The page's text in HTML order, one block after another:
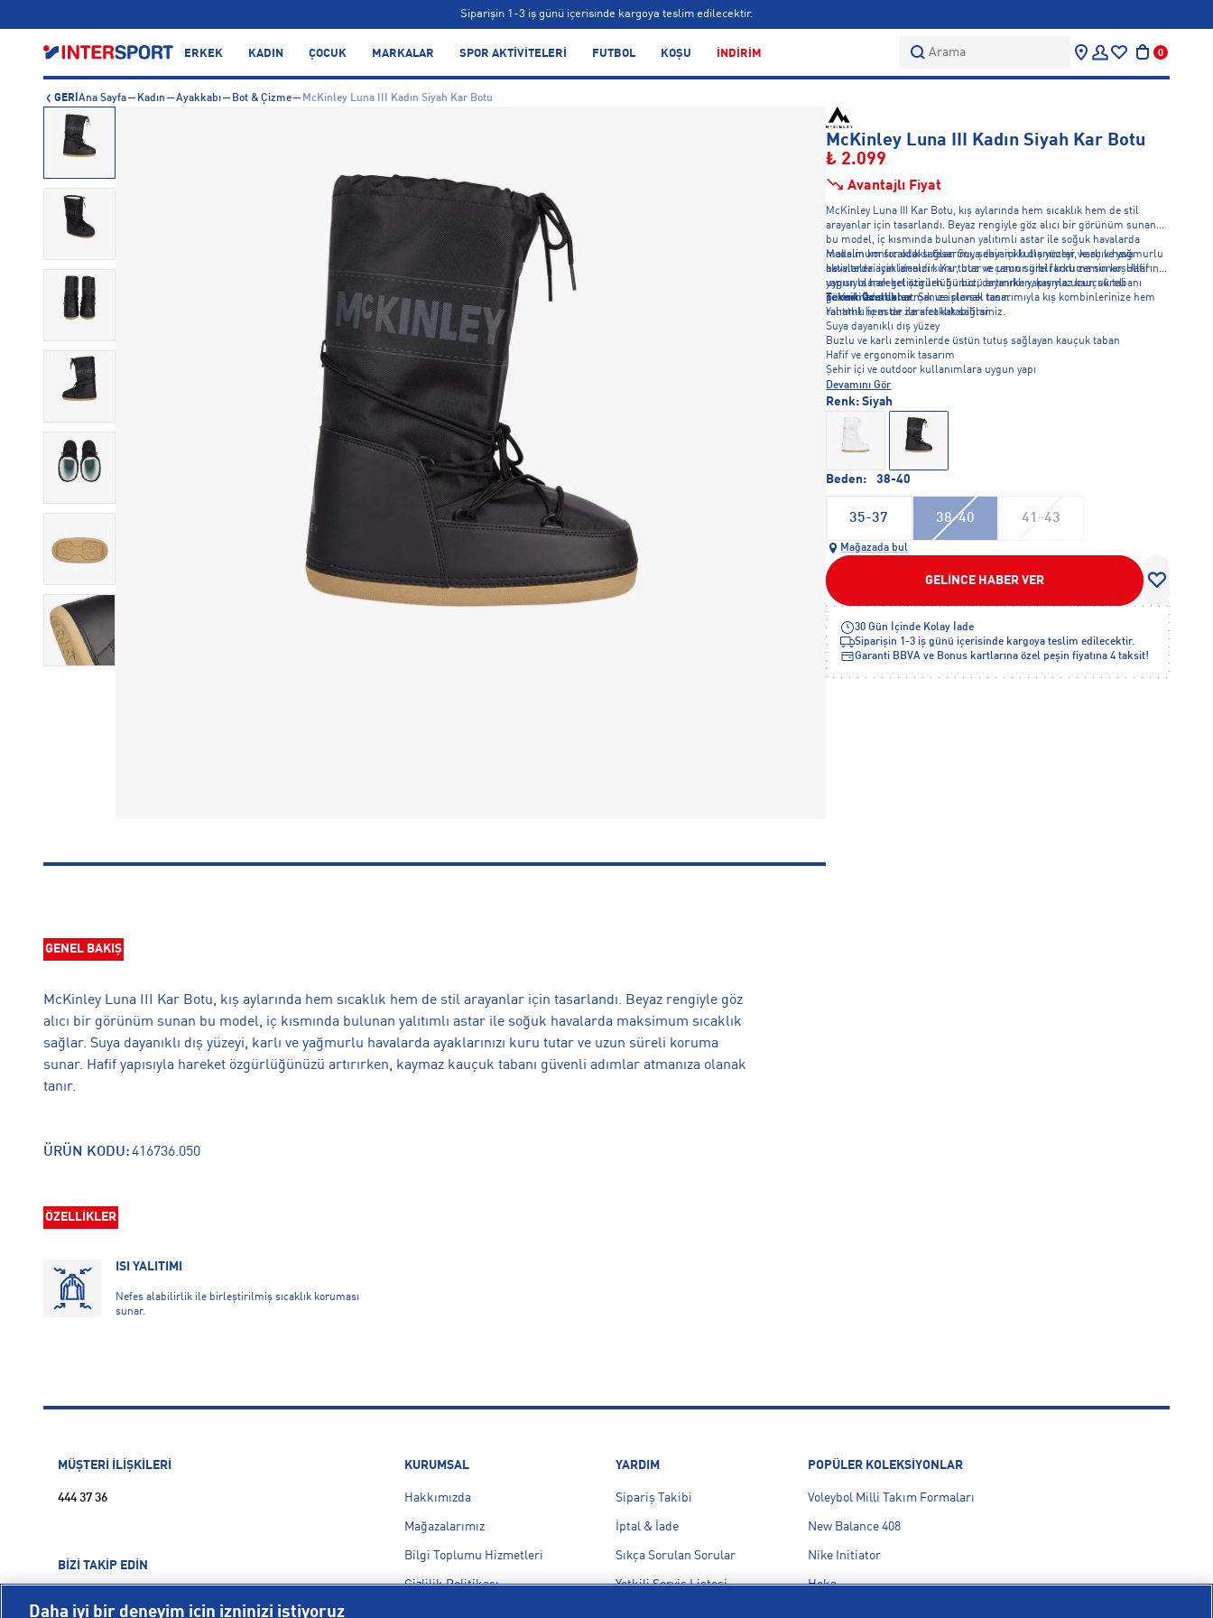
Siparişin 1-3 iş günü içerisinde kargoya teslim edilecektir.
Bonus kartlara özel vade farksız taksit seçenekleri!
ERKEK KADIN ÇOCUK MARKALAR SPOR AKTİVİTELERİ FUTBOL KOŞU İNDİRİM Arama 0
GERİ Ana Sayfa Kadın Ayakkabı Bot & Çizme McKinley Luna III Kadın Siyah Kar Botu
GENEL BAKIŞ
McKinley Luna III Kar Botu, kış aylarında hem sıcaklık hem de stil arayanlar için tasarlandı. Beyaz rengiyle göz
alıcı bir görünüm sunan bu model, iç kısmında bulunan yalıtımlı astar ile soğuk havalarda maksimum sıcaklık
sağlar. Suya dayanıklı dış yüzeyi, karlı ve yağmurlu havalarda ayaklarınızı kuru tutar ve uzun süreli koruma
sunar. Hafif yapısıyla hareket özgürlüğünüzü artırırken, kaymaz kauçuk tabanı güvenli adımlar atmanıza olanak
tanır.
ÜRÜN KODU:416736.050
ÖZELLİKLER
ISI YALITIMI
Nefes alabilirlik ile birleştirilmiş sıcaklık koruması
sunar.
McKinley Luna III Kadın Siyah Kar Botu
₺ 2.099
Avantajlı Fiyat
McKinley Luna III Kar Botu, kış aylarında hem sıcaklık hem de stil
arayanlar için tasarlandı. Beyaz rengiyle göz alıcı bir görünüm sunan
bu model, iç kısmında bulunan yalıtımlı astar ile soğuk havalarda
maksimum sıcaklık sağlar. Suya dayanıklı dış yüzeyi, karlı ve yağmurlu
havalarda ayaklarınızı kuru tutar ve uzun süreli koruma sunar. Hafif
yapısıyla hareket özgürlüğünüzü artırırken, kaymaz kauçuk tabanı
güvenli adımlar atmanıza olanak tanır.
Modelin konfor odaklı tasarımı, şehir içi kullanımlar ve açık hava
aktiviteleri için idealdir. Kar, buz ve çamur gibi farklı zemin koşullarına
uygun olarak geliştirilen bu bot, dayanıklı yapısıyla uzun süreli
performans sunar. Şık ve işlevsel tasarımıyla kış kombinlerinize hem
rahatlık hem de zarafet katabilirsiniz.
Teknik Özellikler
Yalıtımlı iç astar ile sıcaklık sağlar
Suya dayanıklı dış yüzey
Buzlu ve karlı zeminlerde üstün tutuş sağlayan kauçuk taban
Hafif ve ergonomik tasarım
Şehir içi ve outdoor kullanımlara uygun yapı
Devamını Gör
Beden: 38-40
35-37 38-40 41-43
Renk: Siyah
Mağazada bul
GELİNCE HABER VER
30 Gün İçinde Kolay İade
Siparişin 1-3 iş günü içerisinde kargoya teslim edilecektir.
Garanti BBVA ve Bonus kartlarına özel peşin fiyatına 4 taksit!
MÜŞTERİ İLİŞKİLERİ
444 37 36
BİZİ TAKİP EDİN
KURUMSAL
Hakkımızda
Mağazalarımız
Bilgi Toplumu Hizmetleri
Gizlilik Politikası
YARDIM
Sipariş Takibi
İptal & İade
Sıkça Sorulan Sorular
Yetkili Servis Listesi
POPÜLER KOLEKSİYONLAR
Voleybol Milli Takım Formaları
New Balance 408
Nike Initiator
Hoka
Daha iyi bir deneyim için izninizi istiyoruz